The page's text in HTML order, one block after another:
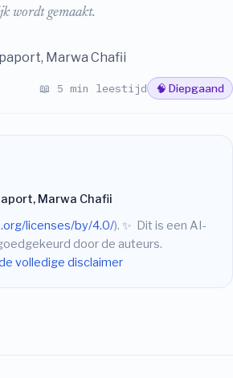
wordt gemaakt.
Marwa Chafii
📖 5 min leestijd 🧠 Diepgaand
Marwa Chafii
licenses/by/4.0/). ✨ Dit is een AI-
door de auteurs.
volledige disclaimer